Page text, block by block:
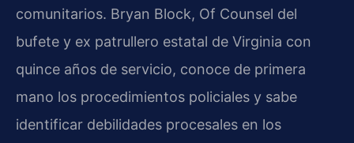
comunitarios. Bryan Block, Of Counsel del
bufete y ex patrullero estatal de Virginia con
quince años de servicio, conoce de primera
mano los procedimientos policiales y sabe
identificar debilidades procesales en los